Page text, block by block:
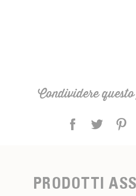
Condividere
PRODOTTI